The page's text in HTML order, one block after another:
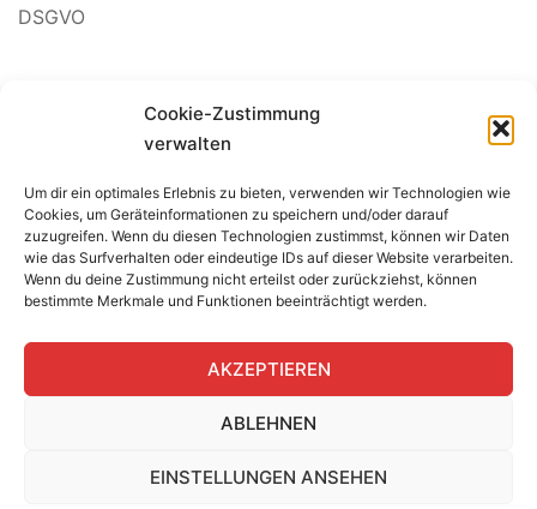
Cookie-Zustimmung
verwalten
Um dir ein optimales Erlebnis zu bieten, verwenden wir Technologien wie
Cookies, um Geräteinformationen zu speichern und/oder darauf
zuzugreifen. Wenn du diesen Technologien zustimmst, können wir Daten
wie das Surfverhalten oder eindeutige IDs auf dieser Website verarbeiten.
Wenn du deine Zustimmung nicht erteilst oder zurückziehst, können
bestimmte Merkmale und Funktionen beeinträchtigt werden.
AKZEPTIEREN
ABLEHNEN
EINSTELLUNGEN ANSEHEN
DSGVO
BEWERTUNG SEGELSCHULE